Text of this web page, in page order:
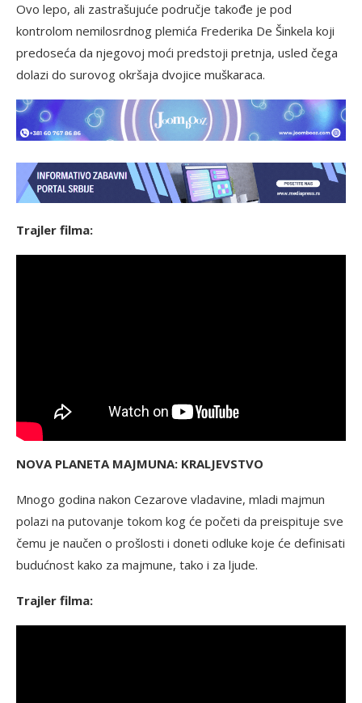
Ovo lepo, ali zastrašujuće područje takođe je pod
kontrolom nemilosrdnog plemića Frederika De Šinkela koji
predoseća da njegovoj moći predstoji pretnja, usled čega
dolazi do surovog okršaja dvojice muškaraca.
Trajler filma:
NOVA PLANETA MAJMUNA: KRALJEVSTVO
Mnogo godina nakon Cezarove vladavine, mladi majmun
polazi na putovanje tokom kog će početi da preispituje sve
čemu je naučen o prošlosti i doneti odluke koje će definisati
budućnost kako za majmune, tako i za ljude.
Trajler filma: